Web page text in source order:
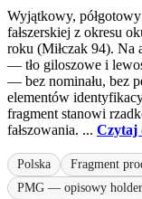
Wyjątkowy,
fałszerskiej z okresu
roku (Miłczak 94). Na
— tło giloszowe i
— bez nominału, bez
elementów
fragment stanowi
fałszowania. ... Czytaj
Polska Fragment
PMG — opisowy